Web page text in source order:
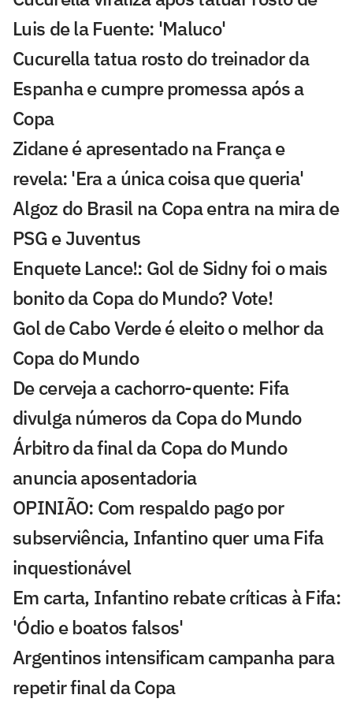
Luis de la Fuente: 'Maluco'
Cucurella tatua rosto do treinador da
Espanha e cumpre promessa após a
Copa
Zidane é apresentado na França e
revela: 'Era a única coisa que queria'
Algoz do Brasil na Copa entra na mira de
PSG e Juventus
Enquete Lance!: Gol de Sidny foi o mais
bonito da Copa do Mundo? Vote!
Gol de Cabo Verde é eleito o melhor da
Copa do Mundo
De cerveja a cachorro-quente: Fifa
divulga números da Copa do Mundo
Árbitro da final da Copa do Mundo
anuncia aposentadoria
OPINIÃO: Com respaldo pago por
subserviência, Infantino quer uma Fifa
inquestionável
Em carta, Infantino rebate críticas à Fifa:
'Ódio e boatos falsos'
Argentinos intensificam campanha para
repetir final da Copa